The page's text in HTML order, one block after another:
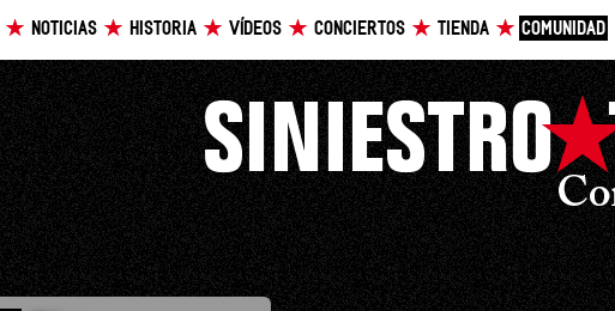
NOTICIAS HISTORIA VÍDEOS CONCIERTOS TIENDA COMUNIDAD